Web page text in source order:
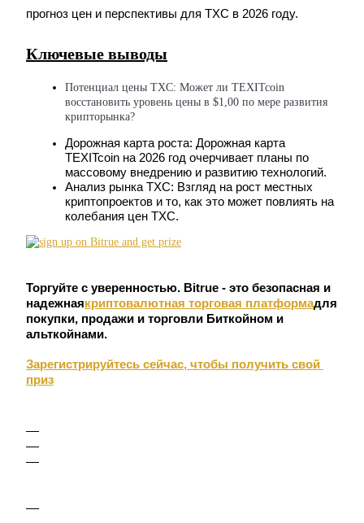
USDC фьючерсы
Фьючерсы с использованием USDC в качестве
Копирование торговли
Присоединяйтесь к лучшим трейдерам
прогноз цен и перспективы для TXC в 2026 году.
Ключевые выводы
Потенциал цены TXC: Может ли TEXITcoin
восстановить уровень цены в $1,00 по мере развития
крипторынка?
Дорожная карта роста: Дорожная карта
TEXITcoin на 2026 год очерчивает планы по
массовому внедрению и развитию технологий.
Анализ рынка TXC: Взгляд на рост местных
криптопроектов и то, как это может повлиять на
колебания цен TXC.
Торгуйте с уверенностью. Bitrue - это безопасная и
надежнаякриптовалютная торговая платформадля
покупки, продажи и торговли Биткойном и
альткойнами.
Зарегистрируйтесь сейчас, чтобы получить свой
приз